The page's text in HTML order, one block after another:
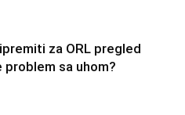
za ORL pregled
problem sa uhom?